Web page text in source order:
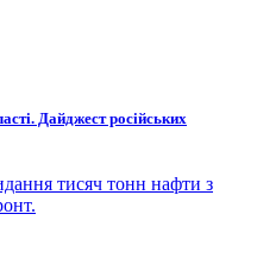
Дайджест російських
тисяч тонн нафти з